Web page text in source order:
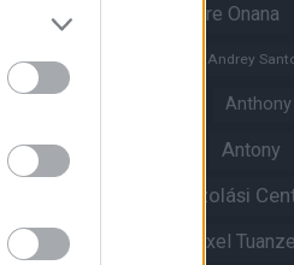
Amad Diallo
Andre Onana
Andreas Pereira
Andrey
Angol válogatott Anthony
Anthony Martial Antony
Átigazolási
Átigazolások Axel